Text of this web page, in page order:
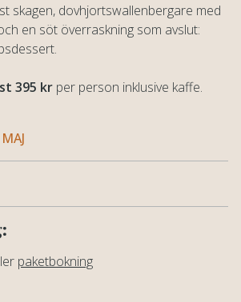
skagen, dovhjortswallenbergare med
en söt överraskning som avslut:
395 kr per person inklusive kaffe.
paketbokning